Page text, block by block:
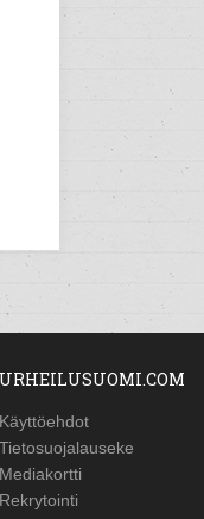
URHEILUSUOMI.COM
Käyttöehdot
Tietosuojalauseke
Mediakortti
Rekrytointi